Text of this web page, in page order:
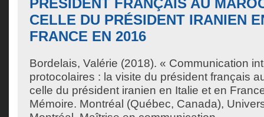
PRÉSIDENT FRANÇAIS AU
CELLE DU PRÉSIDENT IRANIEN
FRANCE EN 2016
Bordelais, Valérie (2018). « Communication
protocolaires : la visite du président français
celle du président iranien en Italie et en
Mémoire. Montréal (Québec, Canada),